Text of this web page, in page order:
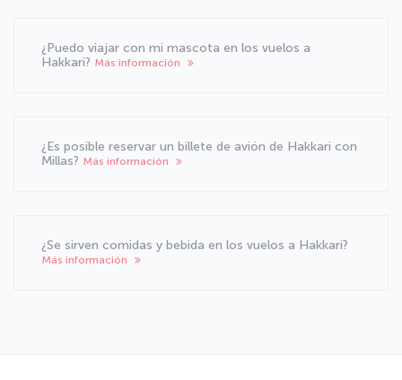
¿Puedo viajar con mi mascota en los vuelos a
Hakkari? Más información
¿Es posible reservar un billete de avión de Hakkari con
Millas? Más información
¿Se sirven comidas y bebida en los vuelos a Hakkari?
Más información